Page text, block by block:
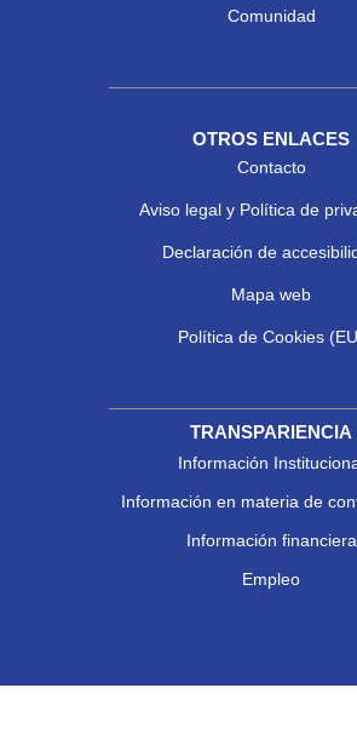
Comunidad
OTROS ENLACES
Contacto
Aviso legal y Política de
Declaración de
Mapa web
Política de Cookies
TRANSPARIENCIA
Información
Información en materia de
Información financiera
Empleo